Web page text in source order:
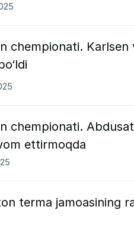
chempionati. Karlsen
chempionati.
ettirmoqda
terma jamoasining